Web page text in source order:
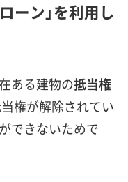
ーン」を利用し
ある建物の抵当権
権が解除されてい
できないためで